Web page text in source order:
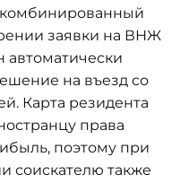
заявки на ВНЖ
на въезд со
Карта резидента
права
поэтому при
соискателю также